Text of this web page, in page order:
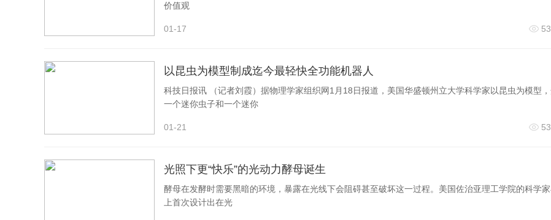
价值观
01-17
以昆虫为模型制成迄今最轻快全功能机器人
科技日报讯 （记者刘霞）据物理学家组织网1月18日报道，美国华盛顿州立大学科学家以昆虫为模型
一个迷你虫子和一个迷你
01-21
光照下更“快乐”的光动力酵母诞生
酵母在发酵时需要黑暗的环境，暴露在光线下会阻碍甚至破坏这一过程。美国佐治亚理工学院的科学
上首次设计出在光